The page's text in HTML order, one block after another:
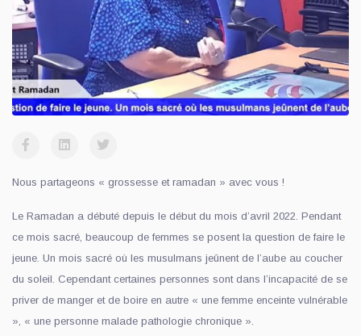
Nous partageons « grossesse et ramadan » avec vous !
Le Ramadan a débuté depuis le début du mois d’avril 2022. Pendant
ce mois sacré, beaucoup de femmes se posent la question de faire le
jeune. Un mois sacré où les musulmans jeûnent de l’aube au coucher
du soleil. Cependant certaines personnes sont dans l’incapacité de se
priver de manger et de boire en autre « une femme enceinte vulnérable
», « une personne malade pathologie chronique ».